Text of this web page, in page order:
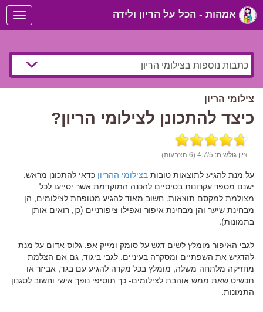
Toggle
navigation
צילומי הריון
כיצד להתכונן לצילומי הריון?
ציון גולשים: 4.7/5 (6 הצבעות)
על מנת להגיע לתוצאות טובות בצילומי ההריון כדאי להתכונן מראש.
ישנם מספר עקרונות בסיסיים להכנה המוקדמת אשר יסייעו לכל
מצולמת למקסם תוצאות. חשוב מאוד להגיע מטופחת לצילומים, הן
מבחינת שיער והן מבחינת איפור ואפילו ציפורניים (כן, רואים אותן
בתמונות).
לגבי האיפור מומלץ לשים דגש על סומק ומייק אפ, גלוס אדום על מנת
להדגיש את השפתיים ומסקרה בעיניים. לגבי ביגוד, גם אם הצלמת
מחזיקה מלתחה משלה, מומלץ בכל מקרה להגיע עם בגד, אביזר או
תכשיט שאת ממש אוהבת לצילומים- כך תוסיפי נופך אישי וחשוב לסגנון
התמונות.